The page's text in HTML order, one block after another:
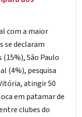
com a maior
se declaram
São Paulo
(4%), pesquisa
atingir 50
em patamar de
clubes do